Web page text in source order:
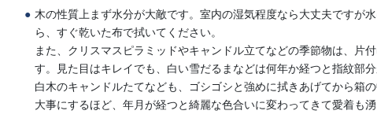
木の性質上まず水分が大敵です。室内の湿気程度なら大丈夫ですが
ら、すぐ乾いた布で拭いてください。
また、クリスマスピラミッドやキャンドル立てなどの季節物は、片
す。見た目はキレイでも、白い雪だるまなどは何年か経つと指紋部
白木のキャンドルたてなども、ゴシゴシと強めに拭きあげてから箱の
大事にするほど、年月が経つと綺麗な色合いに変わってきて愛着も湧